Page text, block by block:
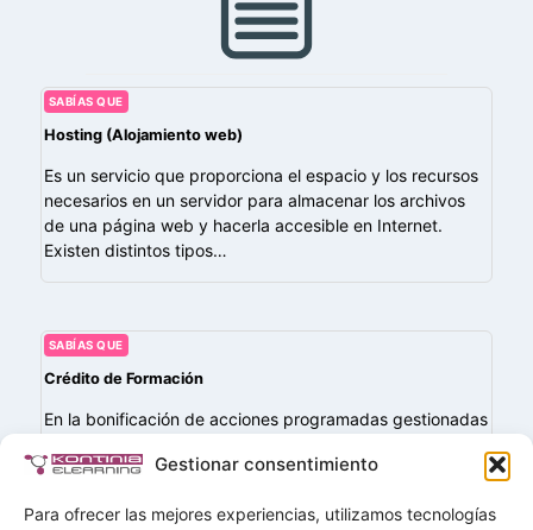
Gestionar consentimiento
Para ofrecer las mejores experiencias, utilizamos tecnologías
SABÍAS QUE
Hosting (Alojamiento web)
Es un servicio que proporciona el espacio y los recursos
necesarios en un servidor para almacenar los archivos
de una página web y hacerla accesible en Internet.
Existen distintos tipos…
SABÍAS QUE
Crédito de Formación
En la bonificación de acciones programadas gestionadas
cual dispone tu empresa durante el año como ayuda